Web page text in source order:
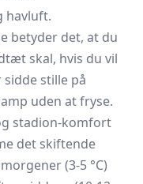
havluft.
betyder det, at du
skal, hvis du vil
stille på
uden at fryse.
stadion-komfort
det skiftende
(3-5 °C)